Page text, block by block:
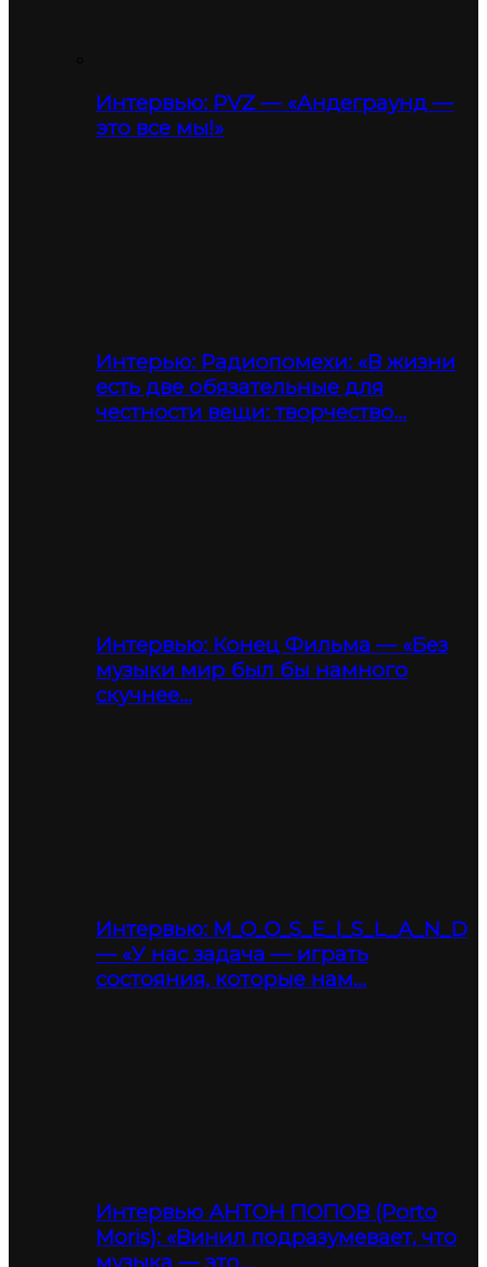
Интервью: PVZ — «Андеграунд —
это все мы!»
Интерью: Радиопомехи: «В жизни
есть две обязательные для
честности вещи: творчество…
Интервью: Конец Фильма — «Без
музыки мир был бы намного
скучнее…
Интервью: M_O_O_S_E_I_S_L_A_N_D
— «У нас задача — играть
состояния, которые нам…
Интервью АНТОН ПОПОВ (Porto
Moris): «Винил подразумевает, что